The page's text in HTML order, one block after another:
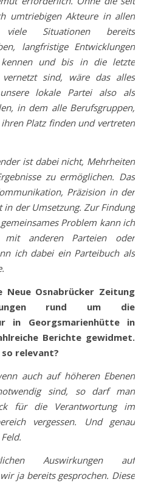
umtriebigen Akteure in allen
Situationen bereits
langfristige Entwicklungen
kennen und bis in die letzte
sind, wäre das alles
lokale Partei also als
in dem alle Berufsgruppen,
Platz finden und vertreten
ist dabei nicht, Mehrheiten
zu ermöglichen. Das
Präzision in der
in der Umsetzung. Zur Findung
Problem kann ich
anderen Parteien oder
ich dabei ein Parteibuch als
Osnabrücker Zeitung
rund um die
in Georgsmarienhütte in
Berichte gewidmet.
relevant?
auch auf höheren Ebenen
sind, so darf man
für die Verantwortung im
vergessen. Und genau
Auswirkungen auf
ja bereits gesprochen. Diese